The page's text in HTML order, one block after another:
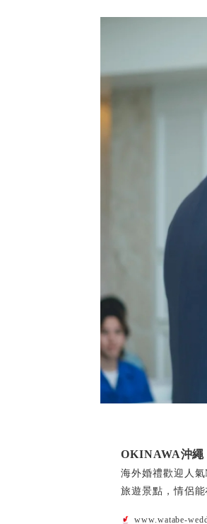
OKINAWA沖繩
海外婚禮歡迎人
旅遊景點，情侶
www.watabe-